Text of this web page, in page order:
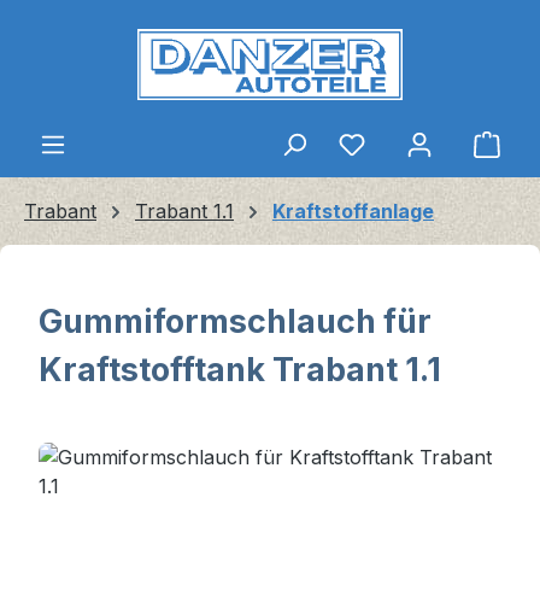
Zum Hauptinhalt springen
Trabant Trabant 1.1 Kraftstoffanlage
Gummiformschlauch für
Kraftstofftank Trabant 1.1
Bildergalerie überspringen